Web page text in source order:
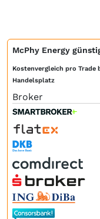
McPhy Energy
Kostenvergleich pro Trade
Handelsplatz
Broker